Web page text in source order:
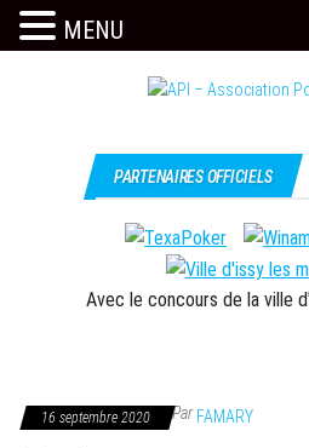
c'est
l'API
PARTENAIRES OFFICIELS
Avec le concours de la ville
16 septembre 2020 ParFAMARY
MENU